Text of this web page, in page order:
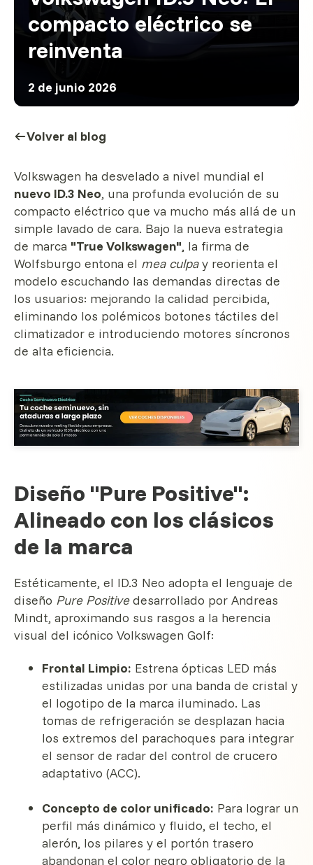
compacto eléctrico se
reinventa
2 de junio 2026
Volver al blog
Volkswagen ha desvelado a nivel mundial el
nuevo ID.3 Neo, una profunda evolución de su
compacto eléctrico que va mucho más allá de un
simple lavado de cara. Bajo la nueva estrategia
de marca "True Volkswagen", la firma de
Wolfsburgo entona el mea culpay reorienta el
modelo escuchando las demandas directas de
los usuarios: mejorando la calidad percibida,
eliminando los polémicos botones táctiles del
climatizador e introduciendo motores síncronos
de alta eficiencia.
Diseño "Pure Positive":
Alineado con los clásicos
de la marca
Estéticamente, el ID.3 Neo adopta el lenguaje de
diseño Pure Positivedesarrollado por Andreas
Mindt, aproximando sus rasgos a la herencia
visual del icónico Volkswagen Golf:
Frontal Limpio: Estrena ópticas LED más
estilizadas unidas por una banda de cristal y
el logotipo de la marca iluminado. Las
tomas de refrigeración se desplazan hacia
los extremos del parachoques para integrar
el sensor de radar del control de crucero
adaptativo (ACC).
Concepto de color unificado: Para lograr un
perfil más dinámico y fluido, el techo, el
alerón, los pilares y el portón trasero
abandonan el color negro obligatorio de la